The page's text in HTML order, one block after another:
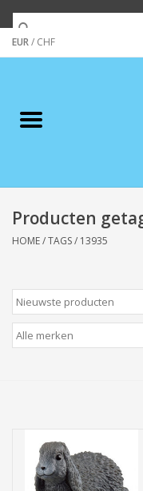
EUR/ CHF
Merken
Wonen/koken/
Wenskaarten
Zeeuws/Streek
Elektra
Producten
HOME/TAGS/ 13935